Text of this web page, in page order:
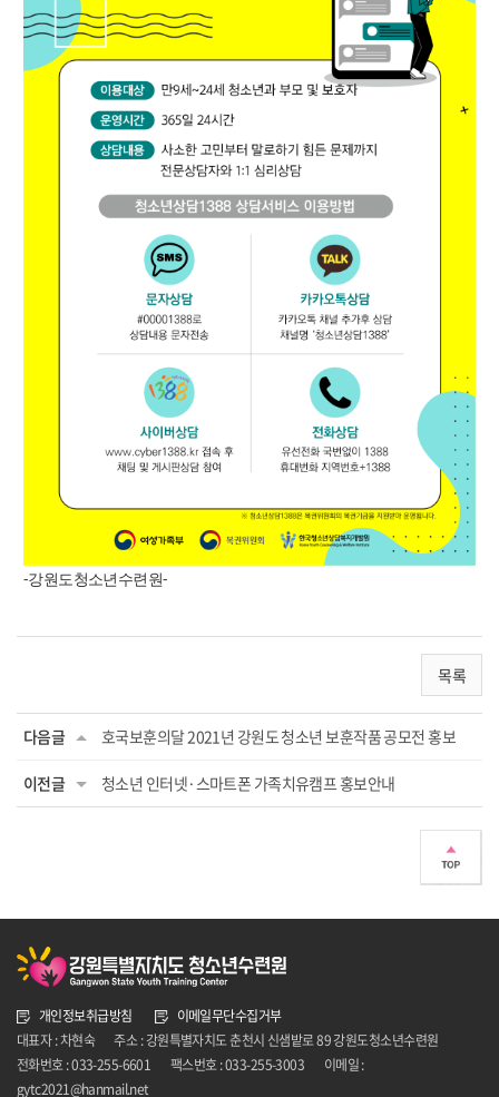
-강원도청소년수련원-
목록
다음글 호국보훈의달 2021년 강원도 청소년 보훈작품 공모전 홍보
이전글 청소년 인터넷·스마트폰 가족치유캠프 홍보안내
개인정보취급방침
이메일무단수집거부
대표자 : 차현숙
주소 : 강원특별자치도 춘천시 신샘밭로 89 강원도청소년수련원
전화번호 : 033-255-6601
팩스번호 : 033-255-3003
이메일 :
gytc2021@hanmail.net